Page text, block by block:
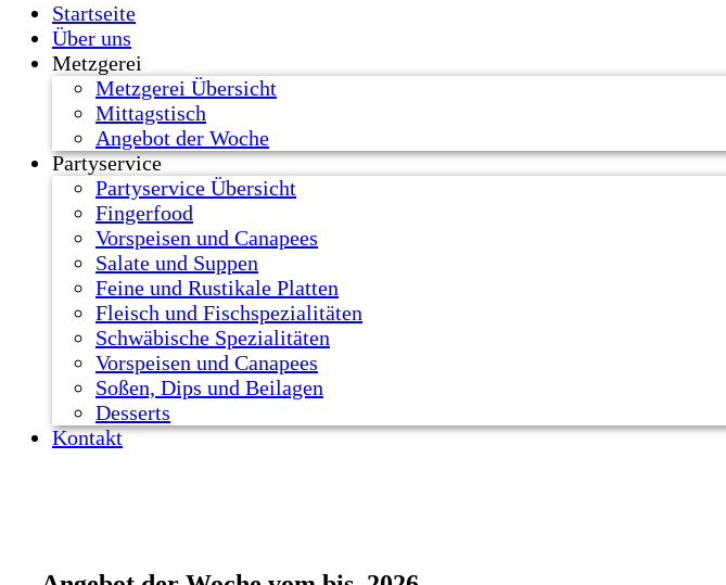
Startseite
Über uns
Metzgerei
Metzgerei Übersicht
Mittagstisch
Angebot der Woche
Partyservice
Partyservice Übersicht
Fingerfood
Vorspeisen und Canapees
Salate und Suppen
Feine und Rustikale Platten
Fleisch und Fischspezialitäten
Schwäbische Spezialitäten
Vorspeisen und Canapees
Soßen, Dips und Beilagen
Desserts
Kontakt